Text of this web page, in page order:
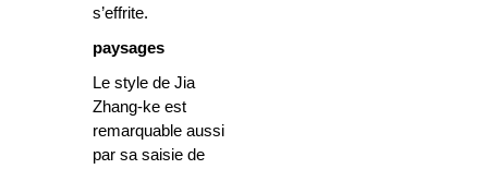
s’effrite.
paysages
Le style de Jia
Zhang-ke est
remarquable aussi
par sa saisie de